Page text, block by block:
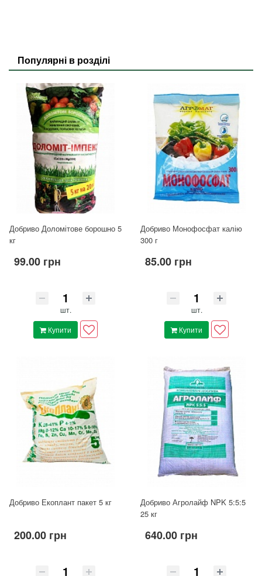
Популярні в розділі
Добриво Доломітове борошно 5
кг
99.00 грн
шт.
Купити
Добриво Монофосфат калію
300 г
85.00 грн
шт.
Купити
Добриво Екоплант пакет 5 кг
200.00 грн
Добриво Агролайф NPK 5:5:5
25 кг
640.00 грн